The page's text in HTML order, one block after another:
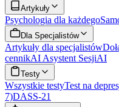
Artykuły
Psychologia dla każdego
Dla Specjalistów
Artykuły dla specjalistów
cennikAI Asystent SesjiAI
Testy
Wszystkie testyTest na
7)DASS-21